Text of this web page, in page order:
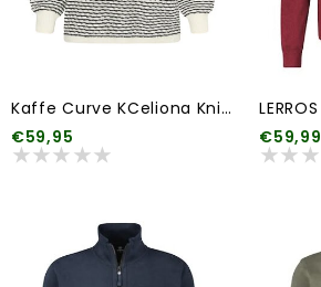
Kaffe Curve KCeliona Knit Pullover
€59,95
€59,99